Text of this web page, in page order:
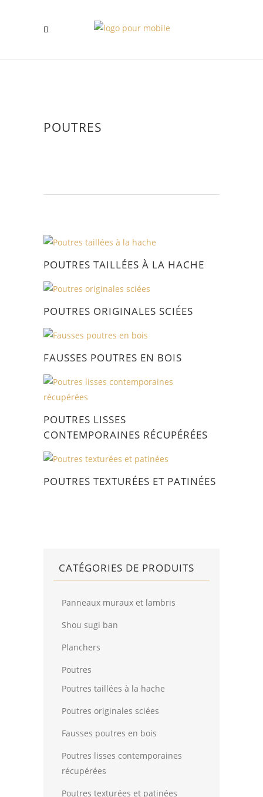
POUTRES
POUTRES TAILLÉES À LA HACHE
POUTRES ORIGINALES SCIÉES
FAUSSES POUTRES EN BOIS
POUTRES LISSES
CONTEMPORAINES RÉCUPÉRÉES
POUTRES TEXTURÉES ET PATINÉES
CATÉGORIES DE PRODUITS
Panneaux muraux et lambris
Shou sugi ban
Planchers
Poutres
Poutres taillées à la hache
Poutres originales sciées
Fausses poutres en bois
Poutres lisses contemporaines
récupérées
Poutres texturées et patinées